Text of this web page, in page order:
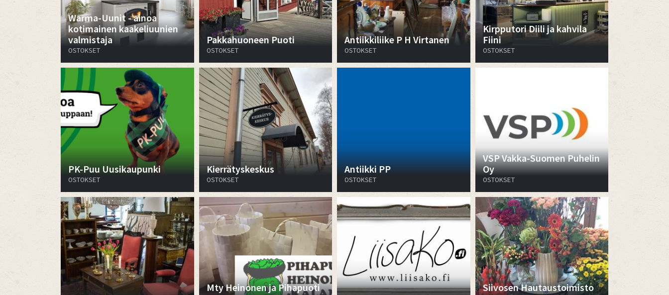
Warma-Uunit - ainoa
kotimainen kaakeliuunien
valmistaja
OSTOKSET
Pakkahuoneen Puoti
OSTOKSET
Antiikkiliike P H Virtanen
OSTOKSET
Kirpputori Diili ja kahvila
Fiini
OSTOKSET
PK-Puu Uusikaupunki
OSTOKSET
Kierrätyskeskus
OSTOKSET
Antiikki PP
OSTOKSET
VSP Vakka-Suomen Puhelin
Oy
OSTOKSET
Mty Heinonen ja Pihapuoti
​​​​​​​Siivosen Hautaustoimisto